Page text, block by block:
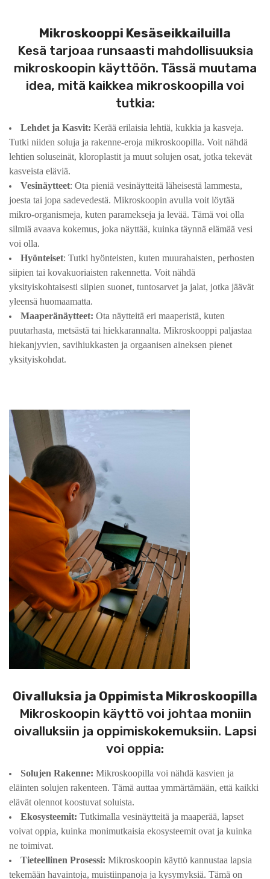
Mikroskooppi Kesäseikkailuilla
Kesä tarjoaa runsaasti mahdollisuuksia
mikroskoopin käyttöön. Tässä muutama
idea, mitä kaikkea mikroskoopilla voi
tutkia:
Lehdet ja Kasvit: Kerää erilaisia lehtiä, kukkia ja kasveja.
Tutki niiden soluja ja rakenne-eroja mikroskoopilla. Voit nähdä
lehtien soluseinät, kloroplastit ja muut solujen osat, jotka tekevät
kasveista eläviä.
Vesinäytteet: Ota pieniä vesinäytteitä läheisestä lammesta,
joesta tai jopa sadevedestä. Mikroskoopin avulla voit löytää
mikro-organismeja, kuten paramekseja ja levää. Tämä voi olla
silmiä avaava kokemus, joka näyttää, kuinka täynnä elämää vesi
voi olla.
Hyönteiset: Tutki hyönteisten, kuten muurahaisten, perhosten
siipien tai kovakuoriaisten rakennetta. Voit nähdä
yksityiskohtaisesti siipien suonet, tuntosarvet ja jalat, jotka jäävät
yleensä huomaamatta.
Maaperänäytteet: Ota näytteitä eri maaperistä, kuten
puutarhasta, metsästä tai hiekkarannalta. Mikroskooppi paljastaa
hiekanjyvien, savihiukkasten ja orgaanisen aineksen pienet
yksityiskohdat.
Oivalluksia ja Oppimista Mikroskoopilla
Mikroskoopin käyttö voi johtaa moniin
oivalluksiin ja oppimiskokemuksiin. Lapsi
voi oppia:
Solujen Rakenne: Mikroskoopilla voi nähdä kasvien ja
eläinten solujen rakenteen. Tämä auttaa ymmärtämään, että kaikki
elävät olennot koostuvat soluista.
Ekosysteemit: Tutkimalla vesinäytteitä ja maaperää, lapset
voivat oppia, kuinka monimutkaisia ekosysteemit ovat ja kuinka
ne toimivat.
Tieteellinen Prosessi: Mikroskoopin käyttö kannustaa lapsia
tekemään havaintoja, muistiinpanoja ja kysymyksiä. Tämä on